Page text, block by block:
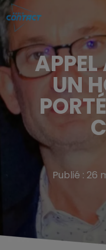
UN
Publié : 26